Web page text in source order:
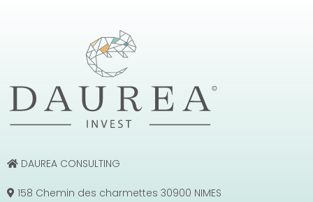
DAUREA CONSULTING
158 Chemin des charmettes 30900 NIMES